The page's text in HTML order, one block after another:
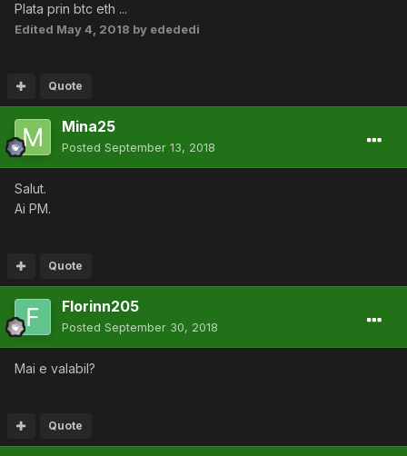
Plata prin btc eth ...
Edited May 4, 2018 by edededi
Quote
Mina25
Posted September 13, 2018
Salut.
Ai PM.
Quote
Florinn205
Posted September 30, 2018
Mai e valabil?
Quote